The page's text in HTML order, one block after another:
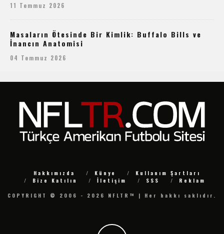
11 Temmuz 2026
Masaların Ötesinde Bir Kimlik: Buffalo Bills ve
İnancın Anatomisi
04 Temmuz 2026
Hakkımızda Künye
Kullanım Şartları
Bize Katılın
İletişim SSS
Reklam
COPYRIGHT © 2006 - 2026 NFLTR™ | Her hakkı saklıdır.